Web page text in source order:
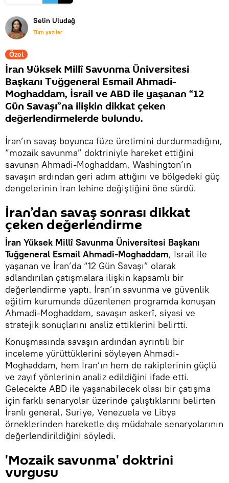
Selin Uludağ
Tüm yazılar
Özel
İran Yüksek Millî Savunma Üniversitesi
Başkanı Tuğgeneral Esmail Ahmadi-
Moghaddam, İsrail ve ABD ile yaşanan “12
Gün Savaşı”na ilişkin dikkat çeken
değerlendirmelerde bulundu.
İran’ın savaş boyunca füze üretimini durdurmadığını,
“mozaik savunma” doktriniyle hareket ettiğini
savunan Ahmadi-Moghaddam, Washington’ın
savaşın ardından geri adım attığını ve bölgedeki güç
dengelerinin İran lehine değiştiğini öne sürdü.
İran’dan savaş sonrası dikkat
çeken değerlendirme
İran Yüksek Millî Savunma Üniversitesi Başkanı
Tuğgeneral Esmail Ahmadi-Moghaddam, İsrail ile
yaşanan ve İran’da “12 Gün Savaşı” olarak
adlandırılan çatışmalara ilişkin kapsamlı bir
değerlendirme yaptı. İran’ın savunma ve güvenlik
eğitim kurumunda düzenlenen programda konuşan
Ahmadi-Moghaddam, savaşın askerî, siyasi ve
stratejik sonuçlarını analiz ettiklerini belirtti.
Konuşmasında savaşın ardından ayrıntılı bir
inceleme yürüttüklerini söyleyen Ahmadi-
Moghaddam, hem İran’ın hem de rakiplerinin güçlü
ve zayıf yönlerinin analiz edildiğini ifade etti.
Gelecekte ABD ile yaşanabilecek olası bir çatışma
için farklı senaryolar üzerinde çalıştıklarını belirten
İranlı general, Suriye, Venezuela ve Libya
örneklerinden hareketle dış müdahale senaryolarının
değerlendirildiğini söyledi.
'Mozaik savunma' doktrini
vurgusu